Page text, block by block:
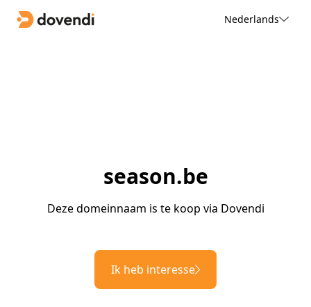
Nederlands
season.be
Deze domeinnaam is te koop via Dovendi
Ik heb interesse